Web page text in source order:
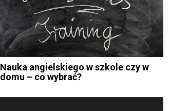
Nauka angielskiego w szkole czy w
domu – co wybrać?